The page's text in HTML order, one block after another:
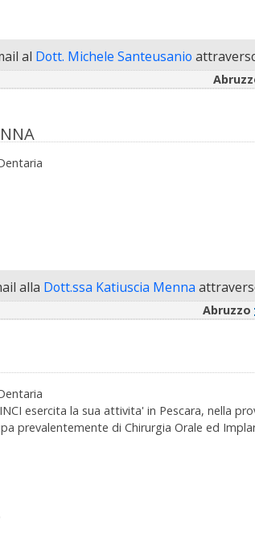
al Dott. Michele Santeusanio
alla Dott.ssa Katiuscia Menna
Abruzzo
esercita la sua attivita' in Pescara, nella
prevalentemente di Chirurgia Orale ed